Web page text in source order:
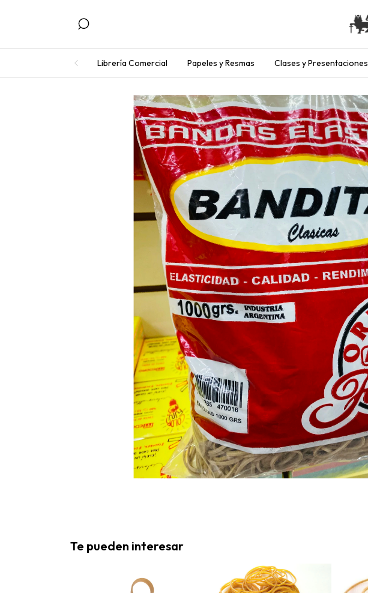
Librería Comercial Papeles y Resmas Clases y Presentaciones
Te pueden interesar